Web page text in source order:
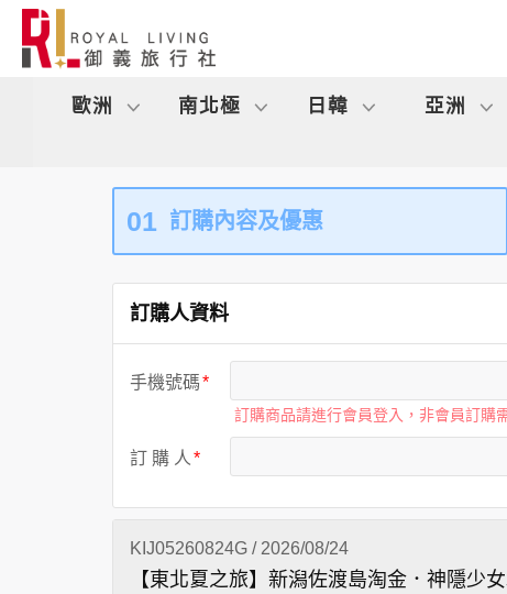
歐洲 南北極 日韓 亞洲
01 訂購內容及優惠
訂購人資料
手機號碼
訂購商品請進行會員登入，非會員訂購
訂 購 人
KIJ05260824G / 2026/08/24
【東北夏之旅】新潟佐渡島淘金．神隱少